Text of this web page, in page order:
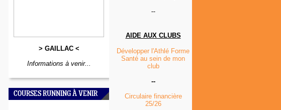
> GAILLAC <
Informations à venir...
COURSES RUNNING À VENIR
--
AIDE AUX CLUBS
Développer l'Athlé Forme
Santé au sein de mon
club
--
Circulaire financière
25/26